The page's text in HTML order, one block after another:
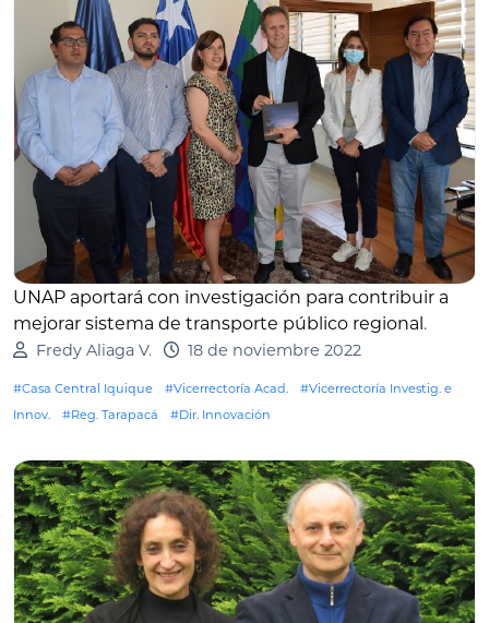
UNAP aportará con investigación para contribuir a
mejorar sistema de transporte público regional.
Fredy Aliaga V. 18 de noviembre 2022
#Casa Central Iquique #Vicerrectoría Acad.
#Vicerrectoría Investig. e
Innov.
#Reg. Tarapacá #Dir. Innovación